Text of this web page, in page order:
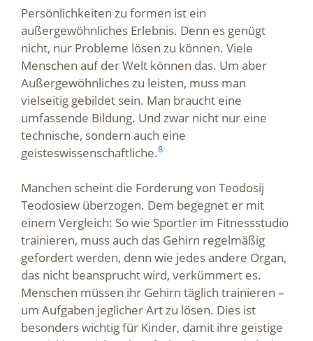
Persönlichkeiten zu formen ist ein
außergewöhnliches Erlebnis. Denn es genügt
nicht, nur Probleme lösen zu können. Viele
Menschen auf der Welt können das. Um aber
Außergewöhnliches zu leisten, muss man
vielseitig gebildet sein. Man braucht eine
umfassende Bildung. Und zwar nicht nur eine
technische, sondern auch eine
geisteswissenschaftliche.8
Manchen scheint die Forderung von Teodosij
Teodosiew überzogen. Dem begegnet er mit
einem Vergleich: So wie Sportler im Fitnessstudio
trainieren, muss auch das Gehirn regelmäßig
gefordert werden, denn wie jedes andere Organ,
das nicht beansprucht wird, verkümmert es.
Menschen müssen ihr Gehirn täglich trainieren –
um Aufgaben jeglicher Art zu lösen. Dies ist
besonders wichtig für Kinder, damit ihre geistige